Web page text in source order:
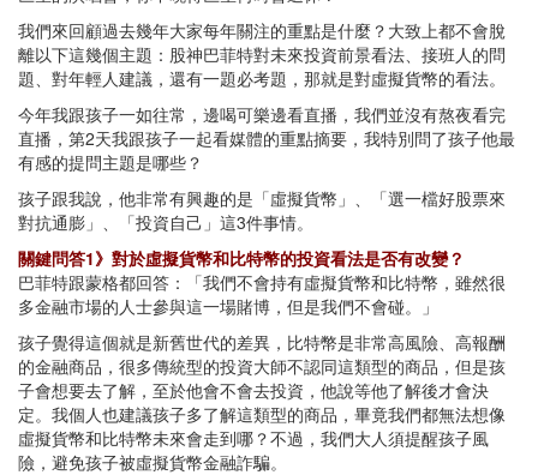
我們來回顧過去幾年大家每年關注的重點是什麼？大致上都不會脫
離以下這幾個主題：股神巴菲特對未來投資前景看法、接班人的問
題、對年輕人建議，還有一題必考題，那就是對虛擬貨幣的看法。
今年我跟孩子一如往常，邊喝可樂邊看直播，我們並沒有熬夜看完
直播，第2天我跟孩子一起看媒體的重點摘要，我特別問了孩子他最
有感的提問主題是哪些？
孩子跟我說，他非常有興趣的是「虛擬貨幣」、「選一檔好股票來
對抗通膨」、「投資自己」這3件事情。
關鍵問答1》對於虛擬貨幣和比特幣的投資看法是否有改變？
巴菲特跟蒙格都回答：「我們不會持有虛擬貨幣和比特幣，雖然很
多金融市場的人士參與這一場賭博，但是我們不會碰。」
孩子覺得這個就是新舊世代的差異，比特幣是非常高風險、高報酬
的金融商品，很多傳統型的投資大師不認同這類型的商品，但是孩
子會想要去了解，至於他會不會去投資，他說等他了解後才會決
定。我個人也建議孩子多了解這類型的商品，畢竟我們都無法想像
虛擬貨幣和比特幣未來會走到哪？不過，我們大人須提醒孩子風
險，避免孩子被虛擬貨幣金融詐騙。